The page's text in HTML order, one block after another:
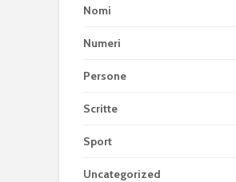
Nomi
Numeri
Persone
Scritte
Sport
Uncategorized